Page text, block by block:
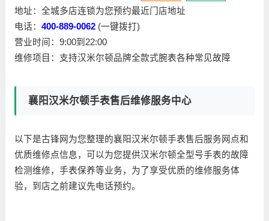
地址：全城多店连锁为您预约最近门店地址
电话： 400-889-0062(一键拨打)
营业时间：9:00到22:00
维修项目：支持汉米尔顿品牌全款式腕表各种常见故障
襄阳汉米尔顿手表售后维修服务中心
以下是古锋网为您整理的襄阳汉米尔顿手表售后服务网点和
优质维修点信息，可以为您提供汉米尔顿全型号手表的故障
检测维修，手表保养等业务，为了享受优质的维修服务体
验，到店之前建议先电话预约。